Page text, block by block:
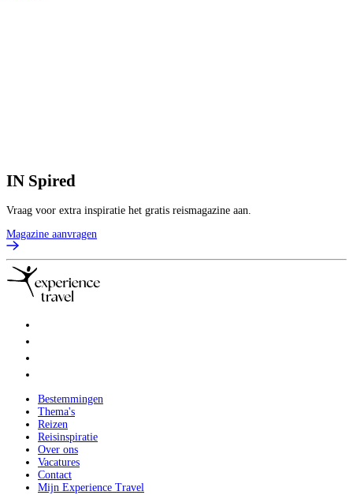
IN Spired
Vraag voor extra inspiratie het gratis reismagazine aan.
Magazine aanvragen
Bestemmingen
Thema's
Reizen
Reisinspiratie
Over ons
Vacatures
Contact
Mijn Experience Travel